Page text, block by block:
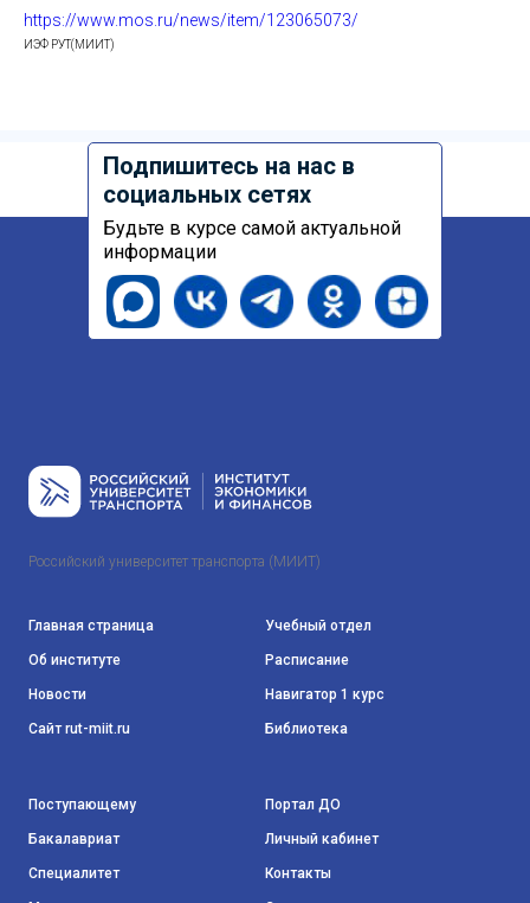
https://www.mos.ru/news/item/123065073/
ИЭФ РУТ(МИИТ)
Подпишитесь на нас в
социальных сетях
Будьте в курсе самой актуальной
информации
Российский университет транспорта (МИИТ)
Главная страница
Об институте
Новости
Сайт rut-miit.ru
Учебный отдел
Расписание
Навигатор 1 курс
Библиотека
Поступающему
Бакалавриат
Специалитет
Портал ДО
Личный кабинет
Контакты